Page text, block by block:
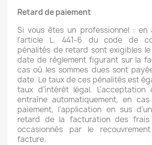
Retard de paiement
Si vous êtes un professionnel : en
l'article L. 441-6 du code de
pénalités de retard sont exigibles
date de règlement figurant sur la
cas où les sommes dues sont
date. Le taux de ces pénalités est
taux d’intérêt légal.
entraîne automatiquement, en
paiement, l'application en sus
retard de la facturation des frais
occasionnés par le
facture.